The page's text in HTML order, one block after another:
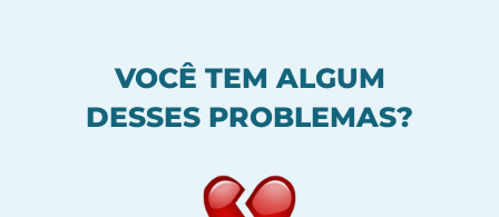
VOCÊ TEM ALGUM
DESSES PROBLEMAS?